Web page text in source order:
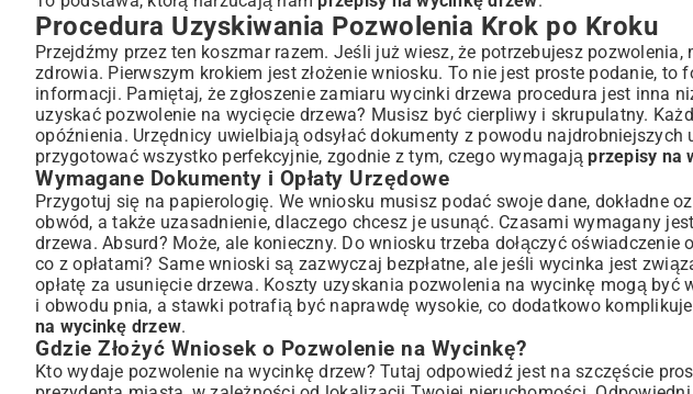
Procedura Uzyskiwania Pozwolenia Krok po Kroku
Przejdźmy przez ten koszmar razem. Jeśli już wiesz, że potrzebujesz
zdrowia. Pierwszym krokiem jest złożenie wniosku. To nie jest proste podanie,
informacji. Pamiętaj, że zgłoszenie zamiaru wycinki drzewa procedura jest inna
uzyskać pozwolenie na wycięcie drzewa? Musisz być cierpliwy i skrupulatny.
opóźnienia. Urzędnicy uwielbiają odsyłać dokumenty z powodu
przygotować wszystko perfekcyjnie, zgodnie z tym, czego wymagająprzepisy na
Wymagane Dokumenty i Opłaty Urzędowe
Przygotuj się na papierologię. We wniosku musisz podać swoje dane, dokładne
obwód, a także uzasadnienie, dlaczego chcesz je usunąć. Czasami wymagany
drzewa. Absurd? Może, ale konieczny. Do wniosku trzeba dołączyć
co z opłatami? Same wnioski są zazwyczaj bezpłatne, ale jeśli wycinka jest
opłatę za usunięcie drzewa. Koszty uzyskania pozwolenia na wycinkę mogą być
i obwodu pnia, a stawki potrafią być naprawdę wysokie, co dodatkowo
na wycinkę drzew.
Gdzie Złożyć Wniosek o Pozwolenie na Wycinkę?
Kto wydaje pozwolenie na wycinkę drzew? Tutaj odpowiedź jest na szczęście